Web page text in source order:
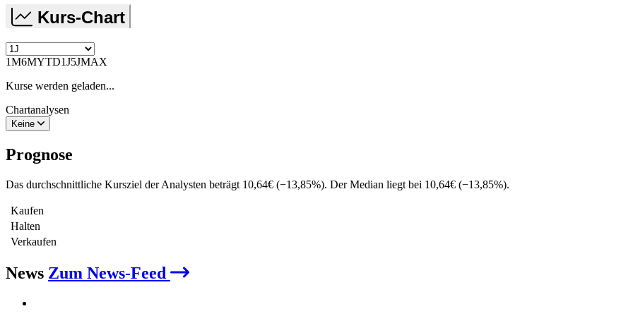
Kurs-Chart
1M6MYTD1J5JMAX
Kurse werden geladen...
Chartanalysen
Keine
Prognose
Das durchschnittliche Kursziel der Analysten beträgt 10,64€ (−13,85%). Der Median liegt bei 10,64€ (−13,85%).
Kaufen
Halten
Verkaufen
News Zum News-Feed